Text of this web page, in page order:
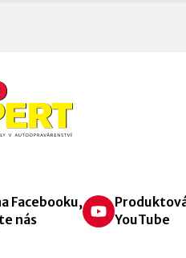
Facebooku,
nás
YouTube